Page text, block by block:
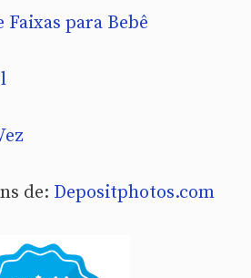
Faixas para Bebê
de: Depositphotos.com